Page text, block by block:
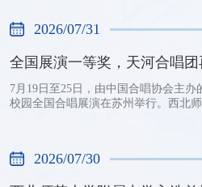
2026/07/31
全国展演一等奖，天河合唱
7月19日至25日，由中国合唱协会主办
校园全国合唱展演在苏州举行。西北
2026/07/30